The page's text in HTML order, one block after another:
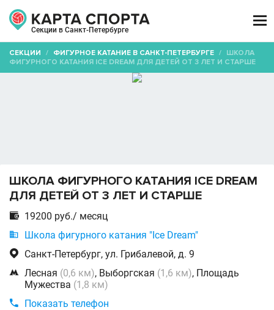
Секции в Санкт-Петербурге

СЕКЦИИ / ФИГУРНОЕ КАТАНИЕ В САНКТ-ПЕТЕРБУРГЕ / ШКОЛА
ФИГУРНОГО КАТАНИЯ ICE DREAM ДЛЯ ДЕТЕЙ ОТ 3 ЛЕТ И СТАРШЕ
ШКОЛА ФИГУРНОГО КАТАНИЯ ICE DREAM
ДЛЯ ДЕТЕЙ ОТ 3 ЛЕТ И СТАРШЕ
 19200 руб./ месяц
 Школа фигурного катания "Ice Dream"
 Санкт-Петербург, ул. Грибалевой, д. 9
 Лесная (0,6 км), Выборгская (1,6 км), Площадь
Мужества (1,8 км)
 Показать телефон